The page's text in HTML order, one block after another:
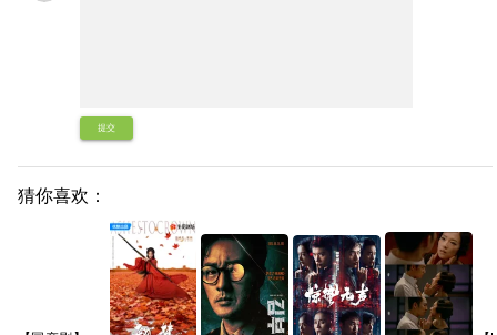
提交
猜你喜欢：